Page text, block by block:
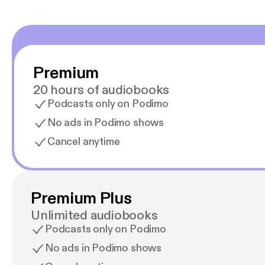
Premium
20 hours of audiobooks
Podcasts only on Podimo
No ads in Podimo shows
Cancel anytime
Premium Plus
Unlimited audiobooks
Podcasts only on Podimo
No ads in Podimo shows